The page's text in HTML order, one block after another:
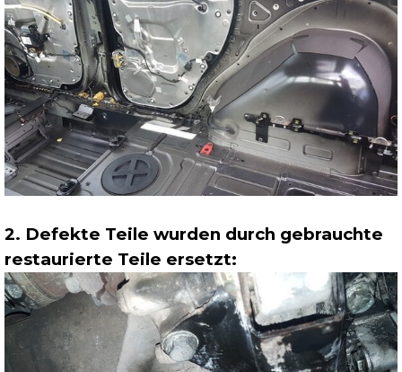
2. Defekte Teile wurden durch gebrauchte
restaurierte Teile ersetzt: